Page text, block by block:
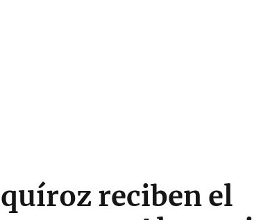
reciben el